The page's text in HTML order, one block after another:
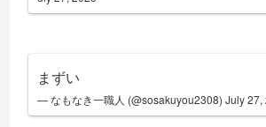
まずい
— なもなき一職人 (@sosakuyou2308)July 27,